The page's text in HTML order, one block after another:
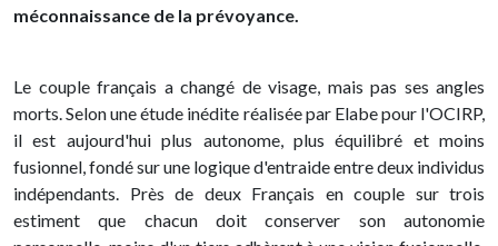
méconnaissance de la prévoyance.
Le couple français a changé de visage, mais pas ses angles
morts. Selon une étude inédite réalisée par Elabe pour l'OCIRP,
il est aujourd'hui plus autonome, plus équilibré et moins
fusionnel, fondé sur une logique d'entraide entre deux individus
indépendants. Près de deux Français en couple sur trois
estiment que chacun doit conserver son autonomie